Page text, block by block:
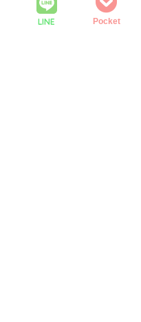
LINE Pocket